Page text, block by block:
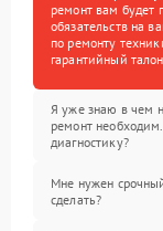
ремонт вам будет
обязательств на
по ремонту
гарантийный
Я уже знаю в чем
ремонт
диагностику?
Мне нужен
сделать?